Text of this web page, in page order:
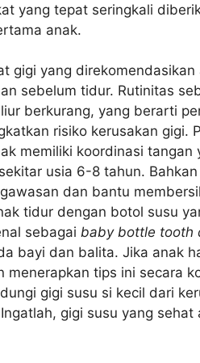
yang tepat seringkali
anak.
gigi yang
sebelum tidur. Rutinitas
berkurang, yang berarti
risiko kerusakan gigi.
memiliki koordinasi
usia 6-8 tahun.
dan bantu
tidur dengan botol susu
sebagai baby bottle tooth
bayi dan balita. Jika anak
menerapkan tips ini secara
gigi susu si kecil dari
gigi susu yang